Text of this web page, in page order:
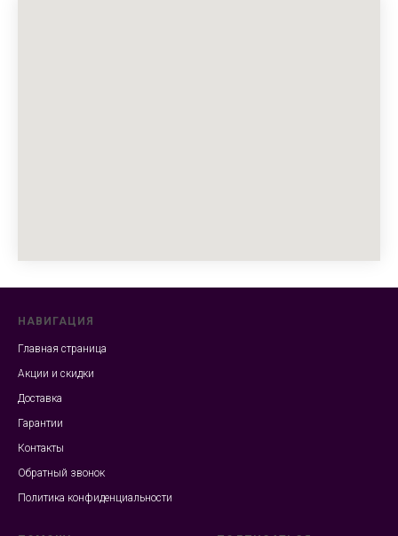
НАВИГАЦИЯ
Главная страница
Акции и скидки
Доставка
Гарантии
Контакты
Обратный звонок
Политика конфиденциальности